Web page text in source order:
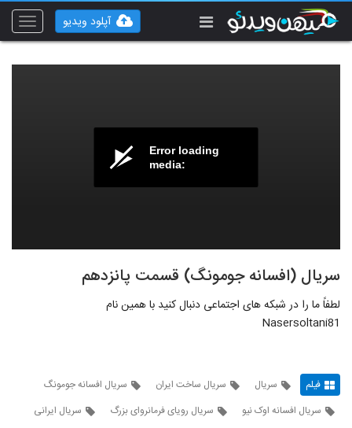
Toggle
آپلود ویدیو
Error loading
media:
سریال (افسانه جومونگ) قسمت پانزدهم
لطفاً ما را در شبکه های اجتماعی دنبال کنید با همین نام
Nasersoltani81
فیلم سریال سریال ساخت ایران
سریال افسانه جومونگ
سریال افسانه اوک نیو
سریال رویای فرمانروای بزرگ
سریال ایرانی